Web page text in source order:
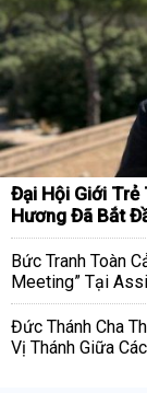
Đại Hội Giới Trẻ
Hương Đã Bắt
Bức Tranh Toàn
Meeting” Tại
Đức Thánh Cha
Vị Thánh Giữa